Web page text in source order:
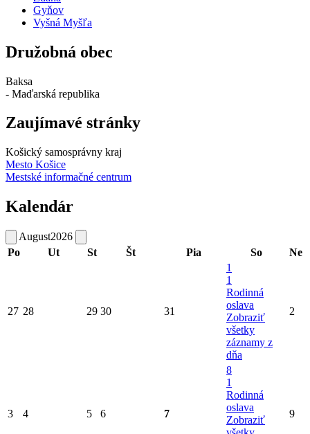
Gyňov
Vyšná Myšľa
Družobná obec
Baksa
- Maďarská republika
Zaujímavé stránky
Košický samosprávny kraj
Mesto Košice
Mestské informačné centrum
Kalendár
August2026
Po
Ut St Št Pia So Ne
27 28 29 30 31
1
1
Rodinná
oslava
Zobraziť
všetky
záznamy z
dňa
2
3 4 5 6 7
8
1
Rodinná
oslava
Zobraziť
9